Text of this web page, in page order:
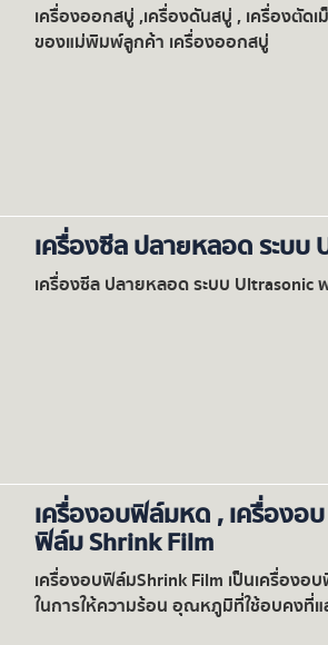
เครื่องออกสบู่ ,เครื่องดันสบู่ , เครื่องตัด
ของแม่พิมพ์ลูกค้า เครื่องออกสบู่
เครื่องซีล ปลายหลอด ระบบ
เครื่องซีล ปลายหลอด ระบบ Ultrasonic
เครื่องอบฟิล์มหด , เครื่องอ
ฟิล์ม Shrink Film
เครื่องอบฟิล์มShrink Film เป็นเครื่องอ
ในการให้ความร้อน อุณหภูมิที่ใช้อบคงที่แ